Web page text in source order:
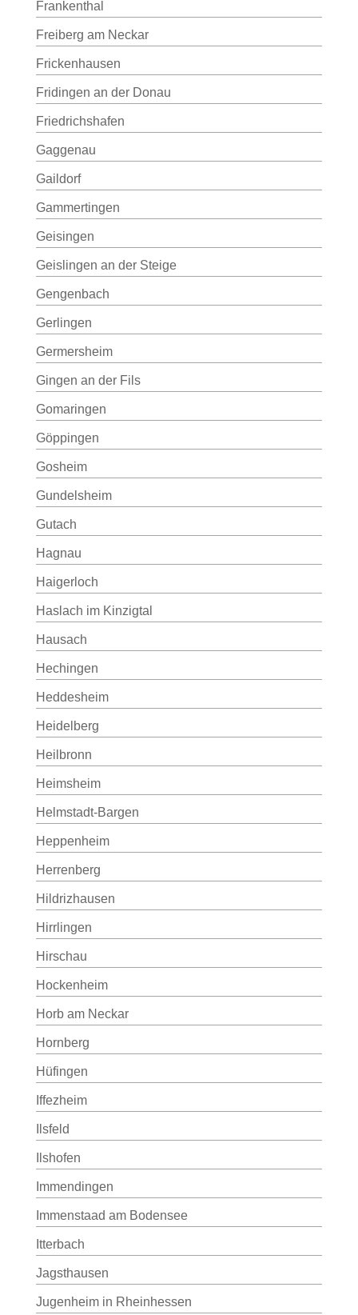
Frankenthal
Freiberg am Neckar
Frickenhausen
Fridingen an der Donau
Friedrichshafen
Gaggenau
Gaildorf
Gammertingen
Geisingen
Geislingen an der Steige
Gengenbach
Gerlingen
Germersheim
Gingen an der Fils
Gomaringen
Göppingen
Gosheim
Gundelsheim
Gutach
Hagnau
Haigerloch
Haslach im Kinzigtal
Hausach
Hechingen
Heddesheim
Heidelberg
Heilbronn
Heimsheim
Helmstadt-Bargen
Heppenheim
Herrenberg
Hildrizhausen
Hirrlingen
Hirschau
Hockenheim
Horb am Neckar
Hornberg
Hüfingen
Iffezheim
Ilsfeld
Ilshofen
Immendingen
Immenstaad am Bodensee
Itterbach
Jagsthausen
Jugenheim in Rheinhessen